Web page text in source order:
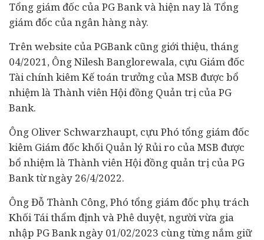
Tổng giám đốc của PG Bank và hiện nay là Tổng
giám đốc của ngân hàng này.
Trên website của PGBank cũng giới thiệu, tháng
04/2021, Ông Nilesh Banglorewala, cựu Giám đốc
Tài chínhkiêm Kế toán trưởng của MSB được bổ
nhiệm là Thành viên Hội đồng Quản trị của PG
Bank.
Ông Oliver Schwarzhaupt, cựu Phó tổng giám đốc
kiêm Giám đốc khối Quản lý Rủi ro của MSB được
bổ nhiệm là Thành viên Hội đồng quản trị của PG
Bank từ ngày 26/4/2022.
Ông Đỗ Thành Công, Phó tổng giám đốc phụ trách
Khối Tái thẩm định và Phê duyệt, người vừa gia
nhập PG Bank ngày 01/02/2023 cùng từng nắm giữ